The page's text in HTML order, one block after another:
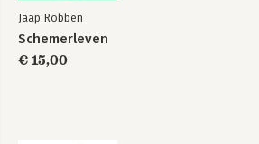
Jaap Robben
Schemerleven
€ 15,00